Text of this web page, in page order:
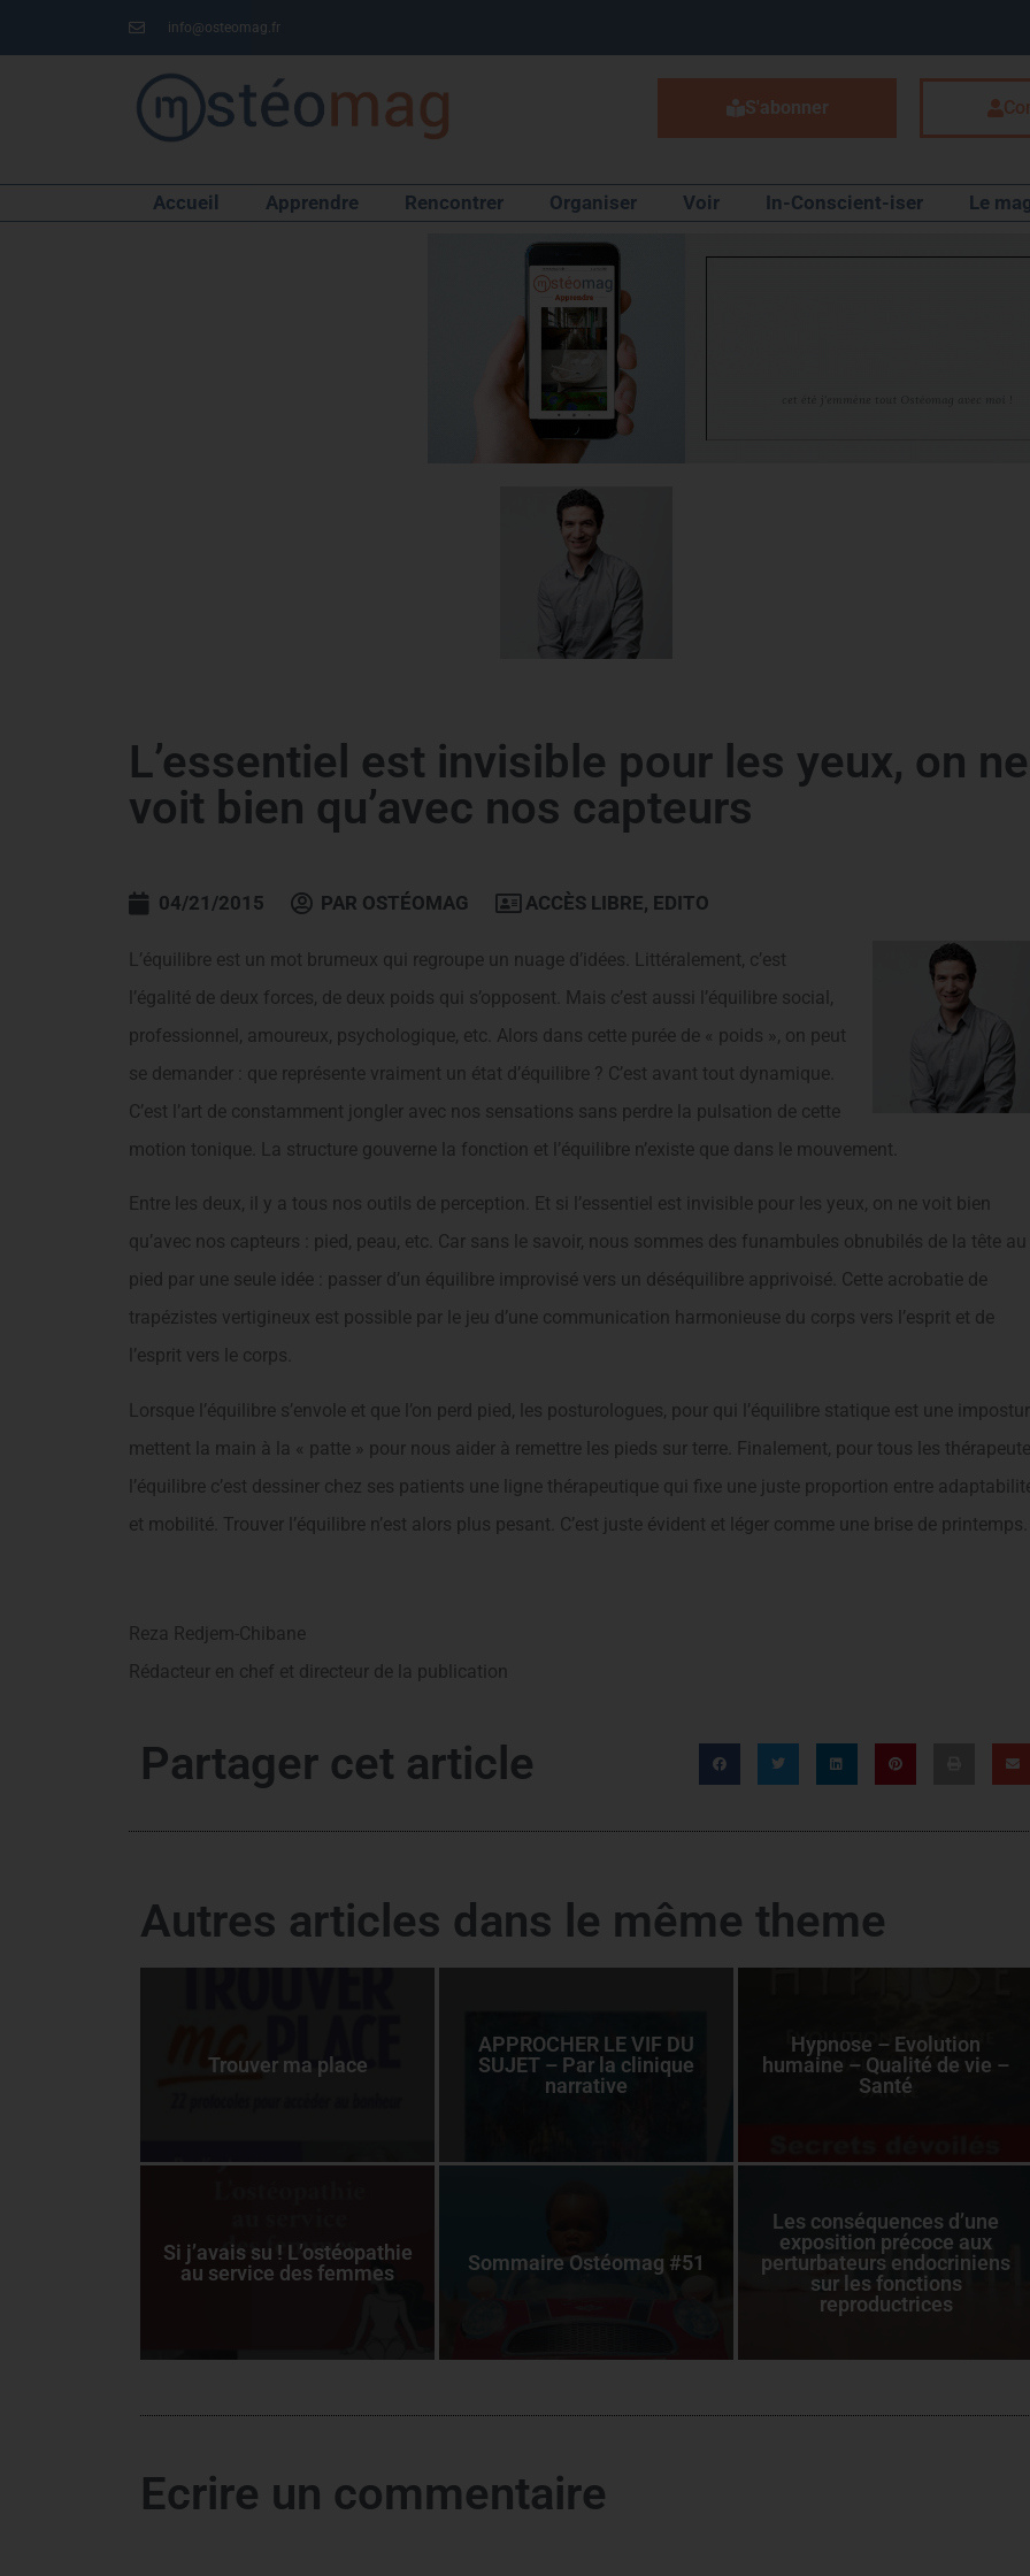
info@osteomag.fr
S'abonner
Accueil Apprendre Rencontrer Organiser Voir In-Conscient-iser Le
L’essentiel est invisible pour les yeux, on ne
voit bien qu’avec nos capteurs
04/21/2015 PAR OSTÉOMAG ACCÈS LIBRE, EDITO
L’équilibre est un mot brumeux qui regroupe un nuage d’idées. Littéralement, c’est
l’égalité de deux forces, de deux poids qui s’opposent. Mais c’est aussi l’équilibre social,
professionnel, amoureux, psychologique, etc. Alors dans cette purée de « poids », on peut
se demander : que représente vraiment un état d’équilibre ? C’est avant tout dynamique.
C’est l’art de constamment jongler avec nos sensations sans perdre la pulsation de cette
motion tonique. La structure gouverne la fonction et l’équilibre n’existe que dans le mouvement.
Entre les deux, il y a tous nos outils de perception. Et si l’essentiel est invisible pour les yeux, on ne voit bien
qu’avec nos capteurs : pied, peau, etc. Car sans le savoir, nous sommes des funambules obnubilés de la tête au
pied par une seule idée : passer d’un équilibre improvisé vers un déséquilibre apprivoisé. Cette acrobatie de
trapézistes vertigineux est possible par le jeu d’une communication harmonieuse du corps vers l’esprit et de
l’esprit vers le corps.
Lorsque l’équilibre s’envole et que l’on perd pied, les posturologues, pour qui l’équilibre statique est une
mettent la main à la « patte » pour nous aider à remettre les pieds sur terre. Finalement, pour tous les
l’équilibre c’est dessiner chez ses patients une ligne thérapeutique qui fixe une juste proportion entre
et mobilité. Trouver l’équilibre n’est alors plus pesant. C’est juste évident et léger comme une brise de printemps.
Reza Redjem-Chibane
Rédacteur en chef et directeur de la publication
Partager cet article
Autres articles dans le même theme
Trouver ma place
APPROCHER LE VIF DU
SUJET – Par la clinique
narrative
Hypnose – Evolution
humaine – Qualité de vie –
Santé
Si j’avais su ! L’ostéopathie
au service des femmes
Sommaire Ostéomag #51
Les conséquences d’une
exposition précoce aux
perturbateurs endocriniens
sur les fonctions
reproductrices
Ecrire un commentaire